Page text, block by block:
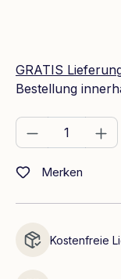
GRATIS
Bestellung
Produkt
Merken
Kostenfreie